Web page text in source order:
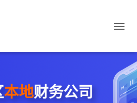
导
本地财务公司